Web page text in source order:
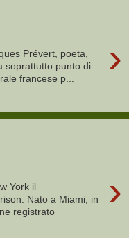
›
Prévert, poeta,
soprattutto punto di
francese p...
›
York il
Nato a Miami, in
registrato